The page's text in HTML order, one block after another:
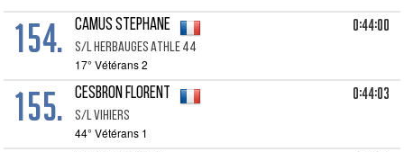
154. CAMUS Stephane
S/l Herbauges Athle 44
0:44:00
17° Vétérans 2
155. CESBRON Florent
S/l Vihiers
0:44:03
44° Vétérans 1